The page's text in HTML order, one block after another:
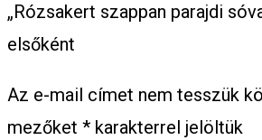
„Rózsakert szappan parajdi
elsőként
Az e-mail címet nem tesszük
mezőket * karakterrel jelöltük